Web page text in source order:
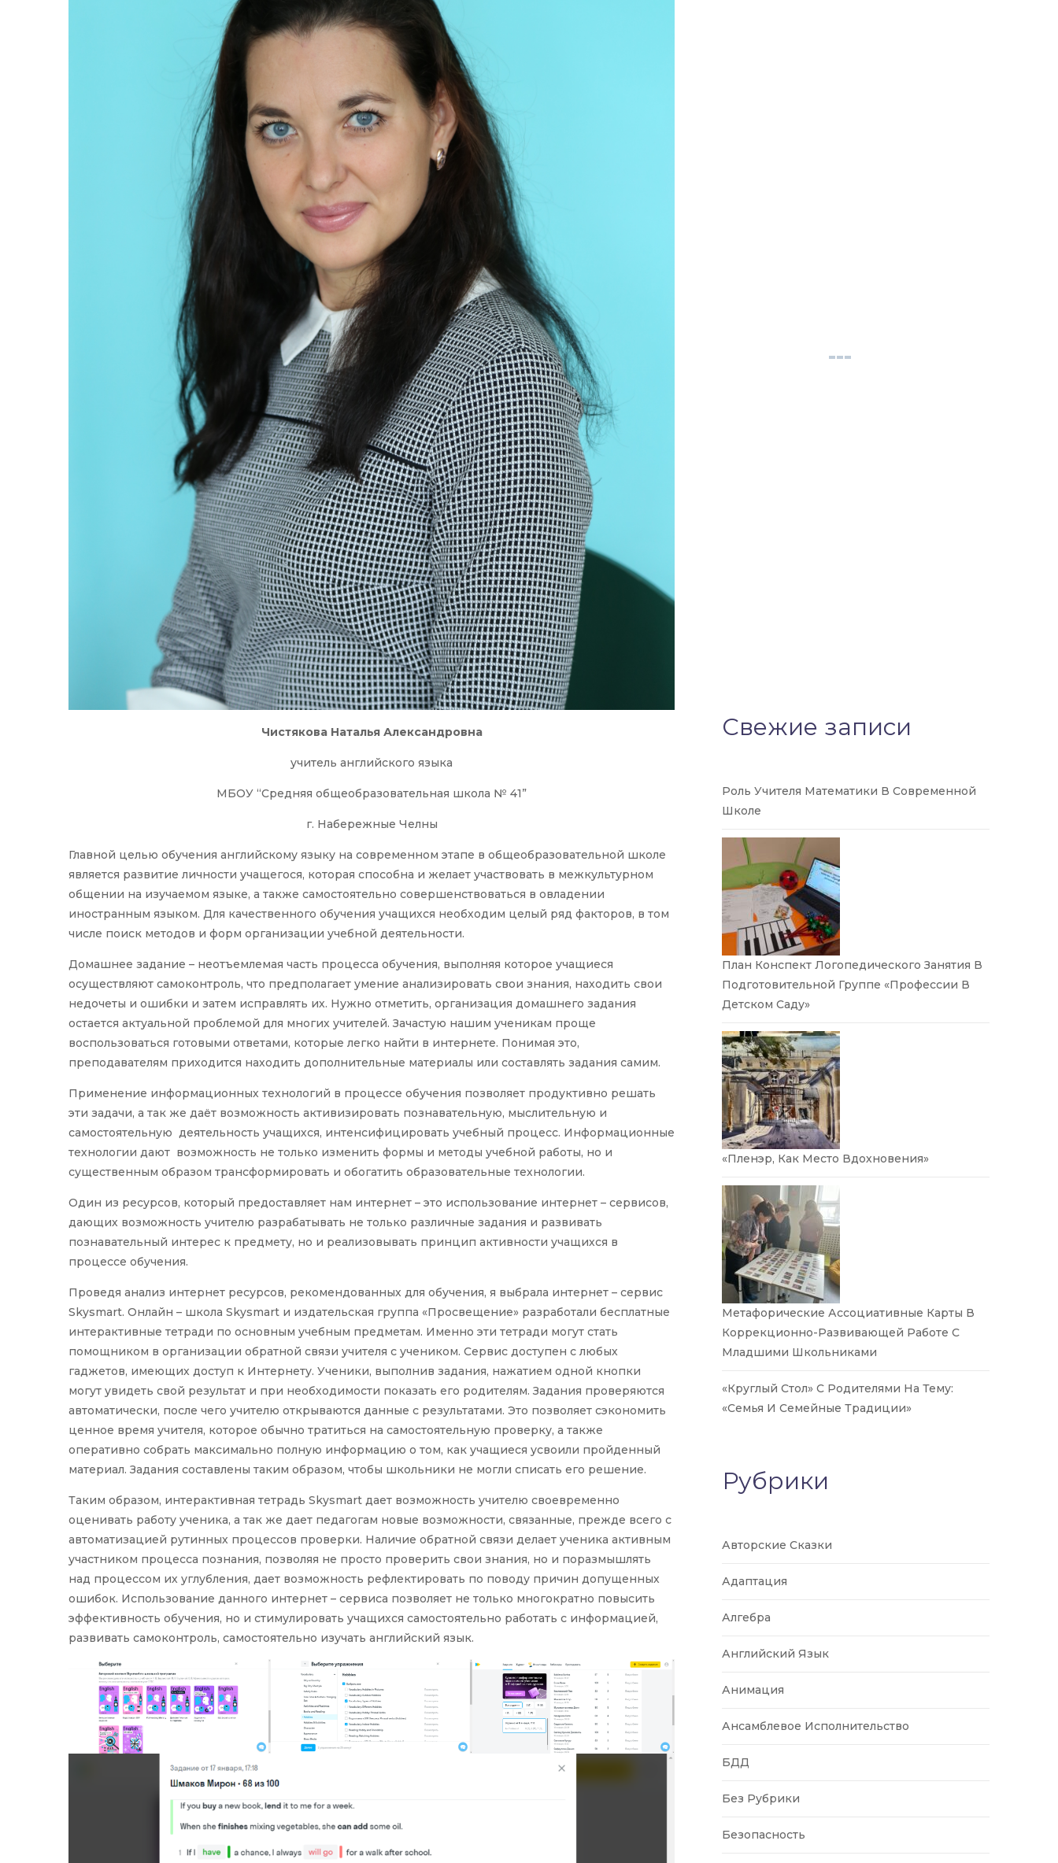
Чистякова Наталья Александровна
учитель английского языка
МБОУ “Средняя общеобразовательная школа № 41”
г. Набережные Челны
Главной целью обучения английскому языку на современном этапе в общеобразовательной школе
является развитие личности учащегося, которая способна и желает участвовать в межкультурном
общении на изучаемом языке, а также самостоятельно совершенствоваться в овладении
иностранным языком. Для качественного обучения учащихся необходим целый ряд факторов, в том
числе поиск методов и форм организации учебной деятельности.
Домашнее задание – неотъемлемая часть процесса обучения, выполняя которое учащиеся
осуществляют самоконтроль, что предполагает умение анализировать свои знания, находить свои
недочеты и ошибки и затем исправлять их. Нужно отметить, организация домашнего задания
остается актуальной проблемой для многих учителей. Зачастую нашим ученикам проще
воспользоваться готовыми ответами, которые легко найти в интернете. Понимая это,
преподавателям приходится находить дополнительные материалы или составлять задания самим.
Применение информационных технологий в процессе обучения позволяет продуктивно решать
эти задачи, а так же даёт возможность активизировать познавательную, мыслительную и
самостоятельную деятельность учащихся, интенсифицировать учебный процесс. Информационные
технологии дают возможность не только изменить формы и методы учебной работы, но и
существенным образом трансформировать и обогатить образовательные технологии.
Один из ресурсов, который предоставляет нам интернет – это использование интернет – сервисов,
дающих возможность учителю разрабатывать не только различные задания и развивать
познавательный интерес к предмету, но и реализовывать принцип активности учащихся в
процессе обучения.
Проведя анализ интернет ресурсов, рекомендованных для обучения, я выбрала интернет – сервис
Skysmart. Онлайн – школа Skysmart и издательская группа «Просвещение» разработали бесплатные
интерактивные тетради по основным учебным предметам. Именно эти тетради могут стать
помощником в организации обратной связи учителя с учеником. Сервис доступен с любых
гаджетов, имеющих доступ к Интернету. Ученики, выполнив задания, нажатием одной кнопки
могут увидеть свой результат и при необходимости показать его родителям. Задания проверяются
автоматически, после чего учителю открываются данные с результатами. Это позволяет сэкономить
ценное время учителя, которое обычно тратиться на самостоятельную проверку, а также
оперативно собрать максимально полную информацию о том, как учащиеся усвоили пройденный
материал. Задания составлены таким образом, чтобы школьники не могли списать его решение.
Таким образом, интерактивная тетрадь Skysmart дает возможность учителю своевременно
оценивать работу ученика, а так же дает педагогам новые возможности, связанные, прежде всего с
автоматизацией рутинных процессов проверки. Наличие обратной связи делает ученика активным
участником процесса познания, позволяя не просто проверить свои знания, но и поразмышлять
над процессом их углубления, дает возможность рефлектировать по поводу причин допущенных
ошибок. Использование данного интернет – сервиса позволяет не только многократно повысить
эффективность обучения, но и стимулировать учащихся самостоятельно работать с информацией,
развивать самоконтроль, самостоятельно изучать английский язык.
Свежие записи
Роль Учителя Математики В Современной
Школе
План Конспект Логопедического Занятия В
Подготовительной Группе «Профессии В
Детском Саду»
«Пленэр, Как Место Вдохновения»
Метафорические Ассоциативные Карты В
Коррекционно-Развивающей Работе С
Младшими Школьниками
«Круглый Стол» С Родителями На Тему:
«Семья И Семейные Традиции»
Рубрики
Авторские Сказки
Адаптация
Алгебра
Английский Язык
Анимация
Ансамблевое Исполнительство
БДД
Без Рубрики
Безопасность